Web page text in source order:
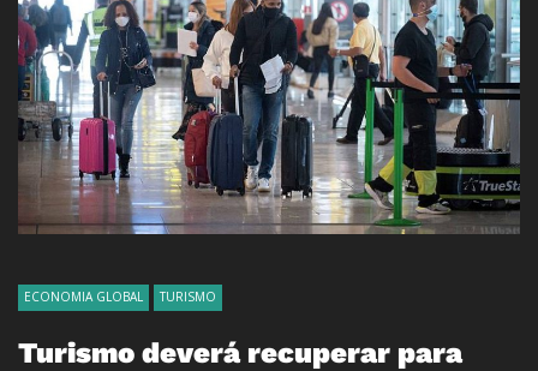
ECONOMIA GLOBAL TURISMO
Turismo deverá recuperar para